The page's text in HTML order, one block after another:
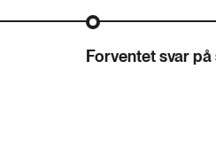
Forventet svar